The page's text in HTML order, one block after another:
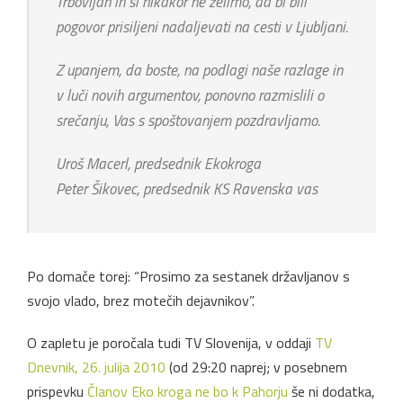
pogovor prisiljeni nadaljevati na cesti v Ljubljani.
Z upanjem, da boste, na podlagi naše razlage in
v luči novih argumentov, ponovno razmislili o
srečanju, Vas s spoštovanjem pozdravljamo.
Uroš Macerl, predsednik Ekokroga
Peter Šikovec, predsednik KS Ravenska vas
Po domače torej: “Prosimo za sestanek državljanov s
svojo vlado, brez motečih dejavnikov”.
O zapletu je poročala tudi TV Slovenija, v oddaji TV
Dnevnik, 26. julija 2010 (od 29:20 naprej; v posebnem
prispevku Članov Eko kroga ne bo k Pahorju še ni dodatka,